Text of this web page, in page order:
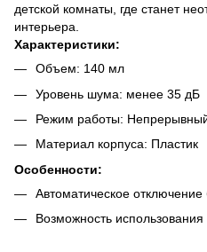
детской комнаты, где станет
интерьера.
Характеристики:
Объем: 140 мл
Уровень шума: менее 35 дБ
Режим работы:
Материал корпуса: Пластик
Особенности:
Автоматическое отключение
Возможность использования